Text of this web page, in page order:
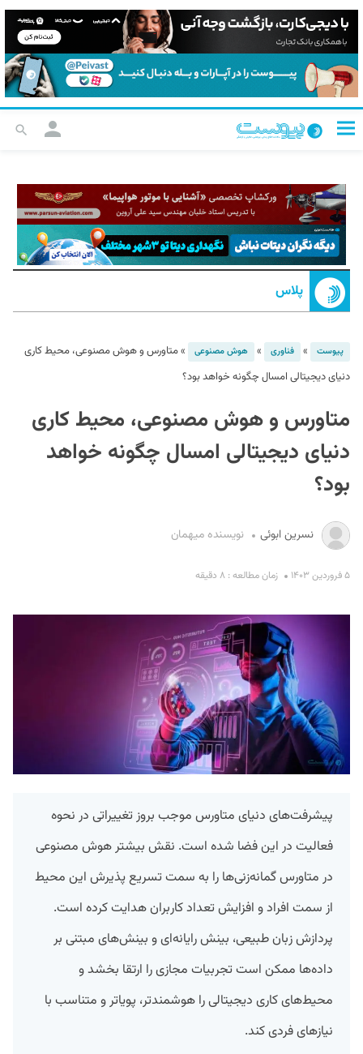
پلاس
پیوست » فناوری » هوش مصنوعی »متاورس و هوش مصنوعی، محیط کاری
دنیای دیجیتالی امسال چگونه خواهد بود؟
متاورس و هوش مصنوعی، محیط کاری
دنیای دیجیتالی امسال چگونه خواهد
بود؟
نسرین ابوئی نویسنده میهمان
۵ فروردین ۱۴۰۳ زمان مطالعه : ۸ دقیقه
پیشرفت‌های دنیای متاورس موجب بروز تغییراتی در نحوه
فعالیت در این فضا شده است. نقش بیشتر هوش مصنوعی
در متاورس گمانه‌زنی‌ها را به سمت تسریع پذیرش این محیط
از سمت افراد و افزایش تعداد کاربران هدایت کرده است.
پردازش زبان طبیعی، بینش رایانه‌ای و بینش‌های مبتنی بر
داده‌ها ممکن است تجربیات مجازی را ارتقا بخشد و
محیط‌های کاری دیجیتالی را هوشمندتر، پویاتر و متناسب با
نیازهای فردی کند.